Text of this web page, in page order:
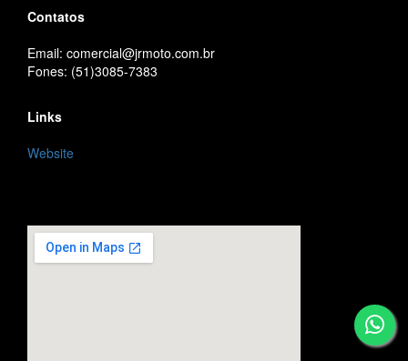
Contatos
Email: comercial@jrmoto.com.br
Fones: (51)3085-7383
Links
Website